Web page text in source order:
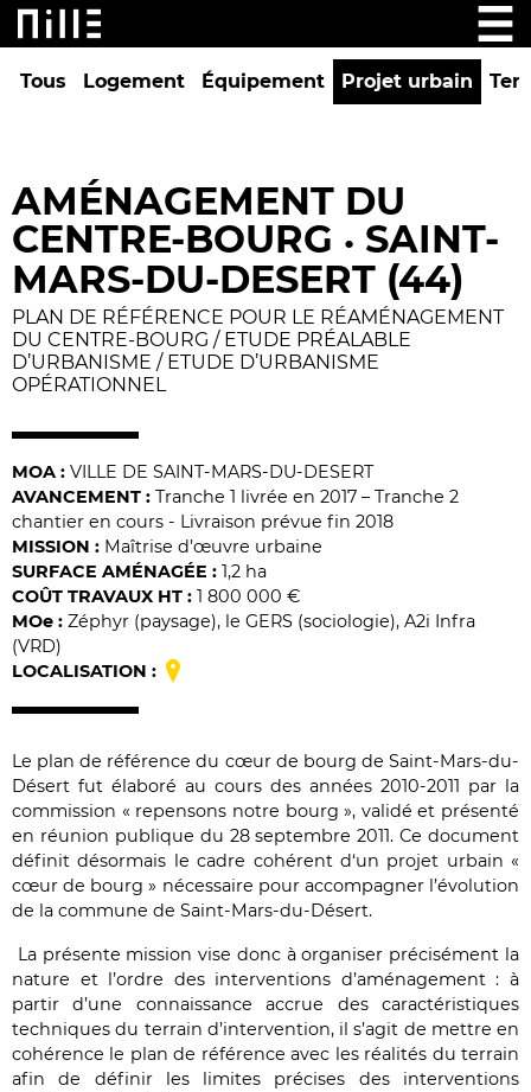
Tous Logement Équipement Projet urbain
AMÉNAGEMENT DU
CENTRE-BOURG • SAINT-
MARS-DU-DESERT (44)
PLAN DE RÉFÉRENCE POUR LE RÉAMÉNAGEMENT
DU CENTRE-BOURG / ETUDE PRÉALABLE
D’URBANISME / ETUDE D’URBANISME
OPÉRATIONNEL
MOA : VILLE DE SAINT-MARS-DU-DESERT
AVANCEMENT : Tranche 1 livrée en 2017 – Tranche 2
chantier en cours - Livraison prévue fin 2018
MISSION : Maîtrise d’œuvre urbaine
SURFACE AMÉNAGÉE : 1,2 ha
COÛT TRAVAUX HT : 1 800 000 €
MOe : Zéphyr (paysage), le GERS (sociologie), A2i Infra
(VRD)
LOCALISATION :
Le plan de référence du cœur de bourg de Saint-Mars-du-
Désert fut élaboré au cours des années 2010-2011 par la
commission « repensons notre bourg », validé et présenté
en réunion publique du 28 septembre 2011. Ce document
définit désormais le cadre cohérent d‘un projet urbain «
cœur de bourg » nécessaire pour accompagner l’évolution
de la commune de Saint-Mars-du-Désert.
La présente mission vise donc à organiser précisément la
nature et l’ordre des interventions d’aménagement : à
partir d’une connaissance accrue des caractéristiques
techniques du terrain d’intervention, il s’agit de mettre en
cohérence le plan de référence avec les réalités du terrain
afin de définir les limites précises des interventions